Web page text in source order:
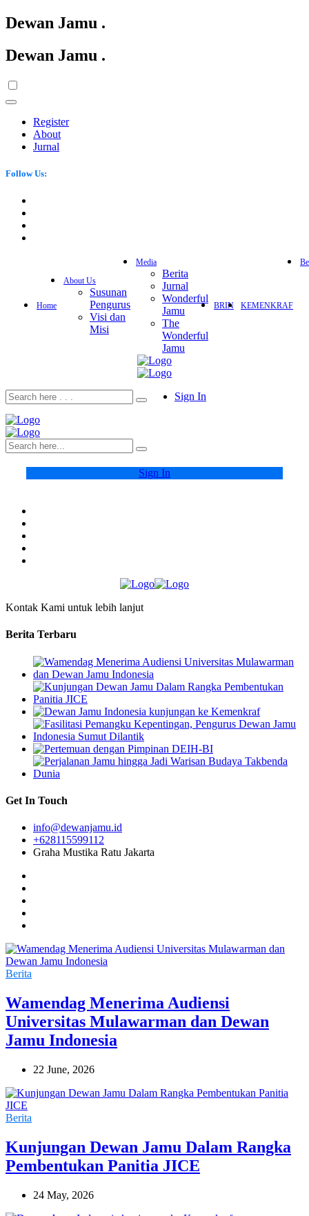
Dewan Jamu .
Dewan Jamu .
Register
About
Jurnal
Follow Us:
Home
About Us
Susunan
Pengurus
Visi dan
Misi
Media
Berita
Jurnal
Wonderful
Jamu
The
Wonderful
Jamu
BRIN KEMENKRAF
Sign In
Sign In
Kontak Kami untuk lebih lanjut
Berita Terbaru
Get In Touch
info@dewanjamu.id
+628115599112
Graha Mustika Ratu Jakarta
Berita
Wamendag Menerima Audiensi
Universitas Mulawarman dan Dewan
Jamu Indonesia
22 June, 2026
Berita
Kunjungan Dewan Jamu Dalam Rangka
Pembentukan Panitia JICE
24 May, 2026